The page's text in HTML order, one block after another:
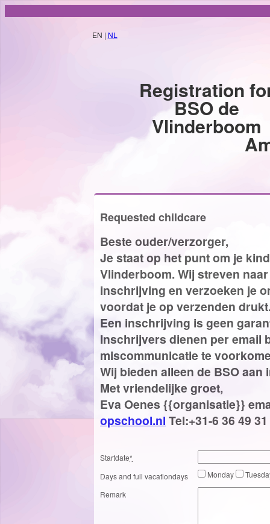
EN | NL
Registration
BSO de
Vlinderboom
Requested childcare
Beste ouder/verzorger,
Je staat op het punt om je
Vlinderboom. Wij streven
inschrijving en verzoeken je
voordat je op verzenden
Een inschrijving is geen
Inschrijvers dienen per email
miscommunicatie te
Wij bieden alleen de BSO
Met vriendelijke groet,
Eva Oenes {{organisatie}}
opschool.nl Tel:+31-6 36 49
Startdate*
Days and full vacationdays
Monday
Remark